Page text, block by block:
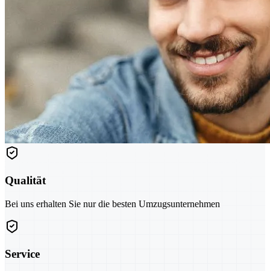
Qualität
Bei uns erhalten Sie nur die besten Umzugsunternehmen
Service